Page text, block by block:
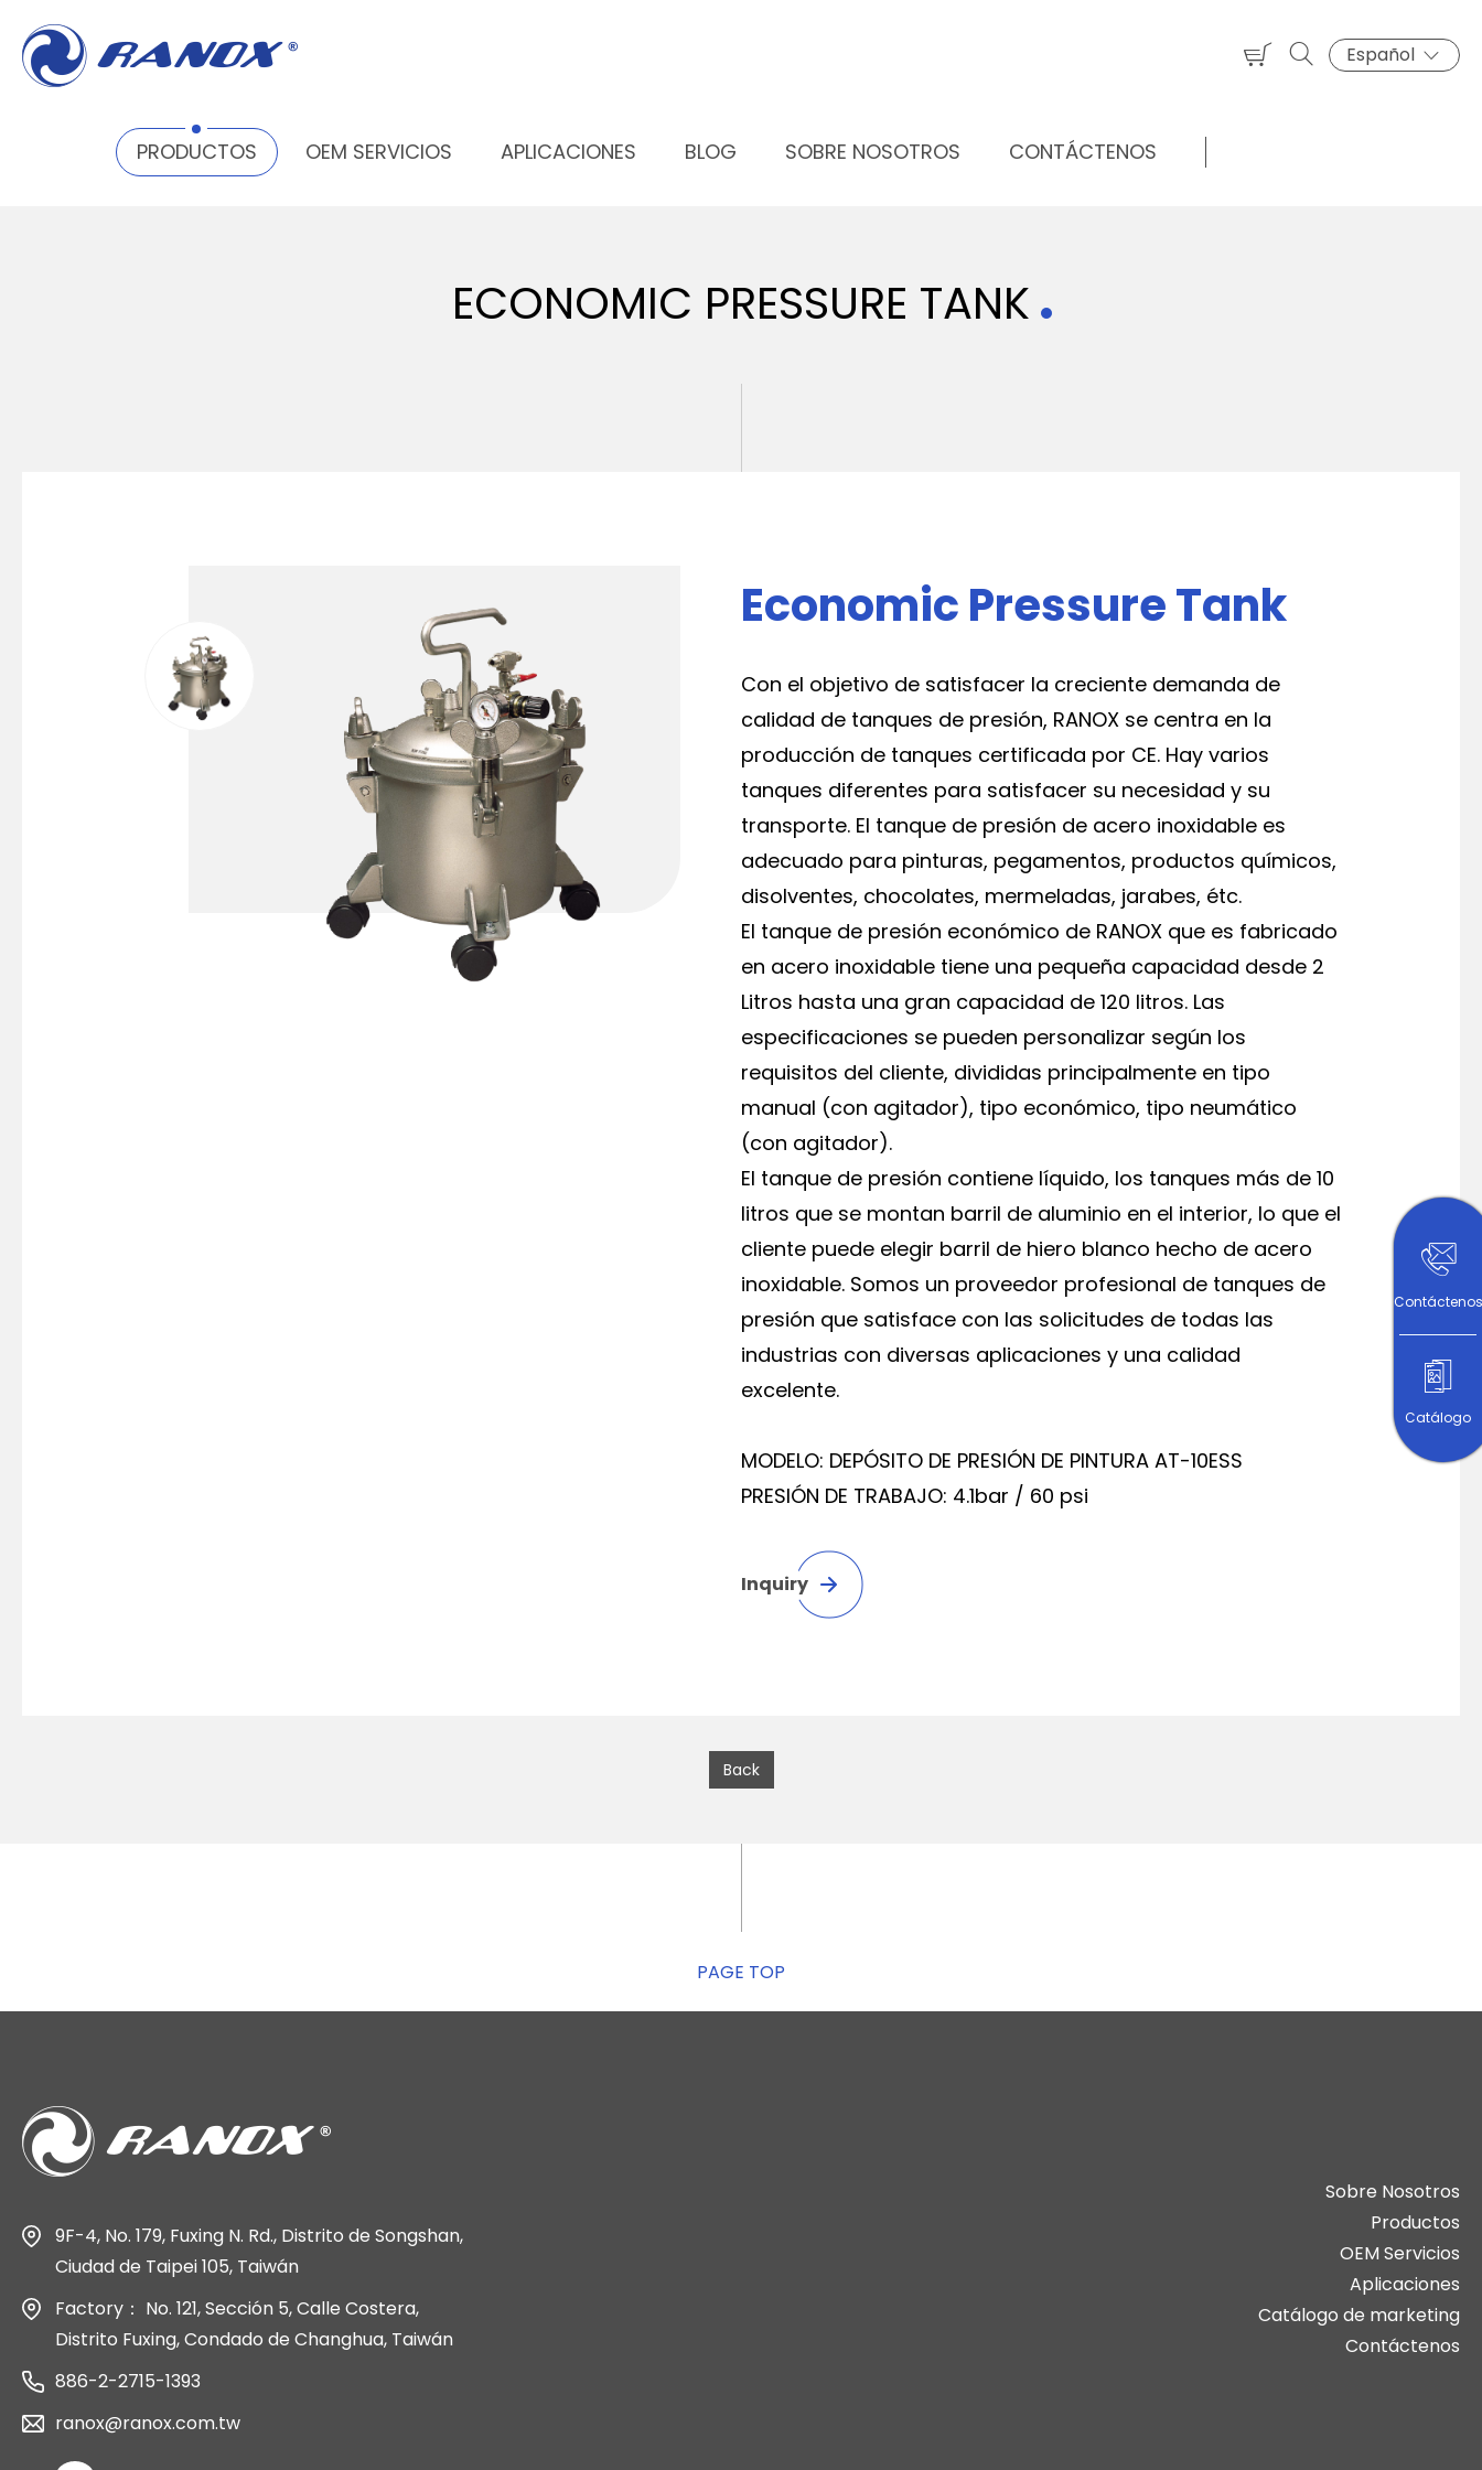
Español
PRODUCTOS OEM SERVICIOS APLICACIONES BLOG SOBRE NOSOTROS CONTÁCTENOS
PRODUCTOS PAINT PRESSURE TANK ECONOMIC PRESSURE TANK ECONOMIC PRESSURE TANK
ECONOMIC PRESSURE TANK
Economic Pressure Tank
Con el objetivo de satisfacer la creciente demanda de
calidad de tanques de presión, RANOX se centra en la
producción de tanques certificada por CE. Hay varios
tanques diferentes para satisfacer su necesidad y su
transporte. El tanque de presión de acero inoxidable es
adecuado para pinturas, pegamentos, productos químicos,
disolventes, chocolates, mermeladas, jarabes, étc.
El tanque de presión económico de RANOX que es fabricado
en acero inoxidable tiene una pequeña capacidad desde 2
Litros hasta una gran capacidad de 120 litros. Las
especificaciones se pueden personalizar según los
requisitos del cliente, divididas principalmente en tipo
manual (con agitador), tipo económico, tipo neumático
(con agitador).
El tanque de presión contiene líquido, los tanques más de 10
litros que se montan barril de aluminio en el interior, lo que el
cliente puede elegir barril de hiero blanco hecho de acero
inoxidable. Somos un proveedor profesional de tanques de
presión que satisface con las solicitudes de todas las
industrias con diversas aplicaciones y una calidad
excelente.
MODELO: DEPÓSITO DE PRESIÓN DE PINTURA AT-10ESS
PRESIÓN DE TRABAJO: 4.1bar / 60 psi
Inquiry
Back
PAGE TOP
Contáctenos
Catálogo
9F-4, No. 179, Fuxing N. Rd., Distrito de Songshan,
Ciudad de Taipei 105, Taiwán
Factory： No. 121, Sección 5, Calle Costera,
Distrito Fuxing, Condado de Changhua, Taiwán
886-2-2715-1393
ranox@ranox.com.tw
Sobre Nosotros
Productos
OEM Servicios
Aplicaciones
Catálogo de marketing
Contáctenos